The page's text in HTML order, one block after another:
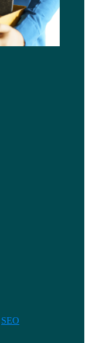
SEO